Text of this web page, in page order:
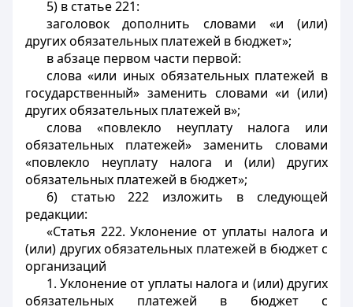
5) в статье 221:
заголовок дополнить словами «и (или)
других обязательных платежей в бюджет»;
в абзаце первом части первой:
слова «или иных обязательных платежей в
государственный» заменить словами «и (или)
других обязательных платежей в»;
слова «повлекло неуплату налога или
обязательных платежей» заменить словами
«повлекло неуплату налога и (или) других
обязательных платежей в бюджет»;
6) статью 222 изложить в следующей
редакции:
«Статья 222. Уклонение от уплаты налога и
(или) других обязательных платежей в бюджет с
организаций
1. Уклонение от уплаты налога и (или) других
обязательных платежей в бюджет с